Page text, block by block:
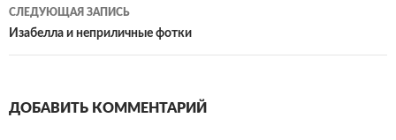
СЛЕДУЮЩАЯ ЗАПИСЬ
Изабелла и неприличные фотки
ДОБАВИТЬ КОММЕНТАРИЙ